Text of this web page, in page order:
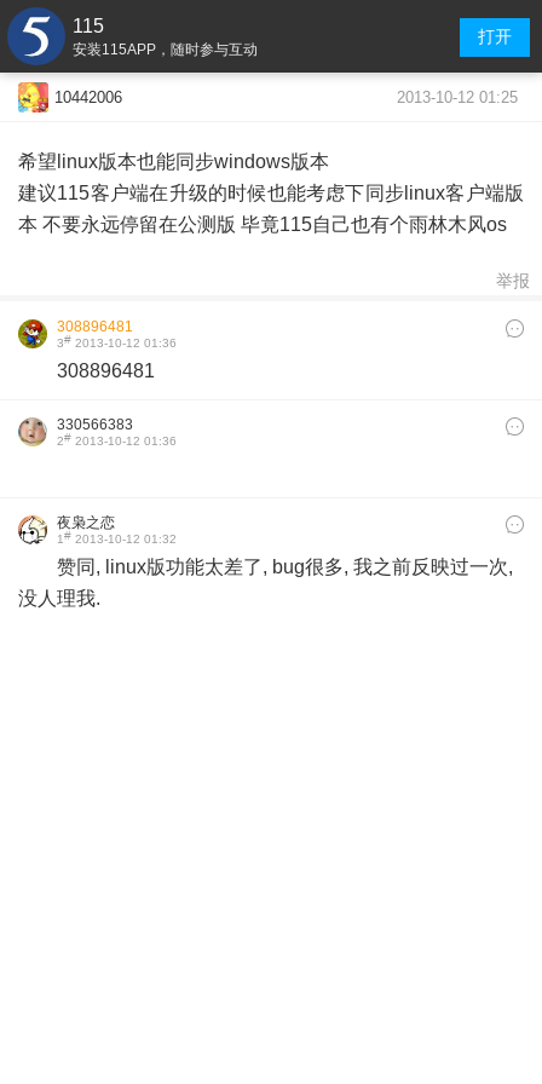
115
安装115APP，随时参与互动
打开
10442006 2013-10-12 01:25
希望linux版本也能同步windows版本
建议115客户端在升级的时候也能考虑下同步linux客户端版
本 不要永远停留在公测版 毕竟115自己也有个雨林木风os
举报
308896481
3# 2013-10-12 01:36
308896481
330566383
2# 2013-10-12 01:36
夜枭之恋
1# 2013-10-12 01:32
赞同, linux版功能太差了, bug很多, 我之前反映过一次,
没人理我.